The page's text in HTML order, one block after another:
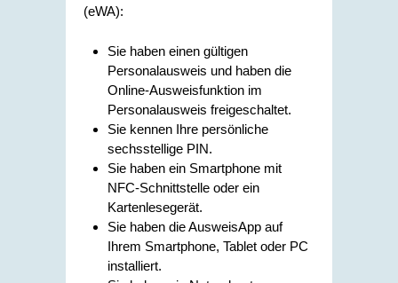
(eWA):
Sie haben einen gültigen
Personalausweis und haben die
Online-Ausweisfunktion im
Personalausweis freigeschaltet.
Sie kennen Ihre persönliche
sechsstellige PIN.
Sie haben ein Smartphone mit
NFC-Schnittstelle oder ein
Kartenlesegerät.
Sie haben die AusweisApp auf
Ihrem Smartphone, Tablet oder PC
installiert.